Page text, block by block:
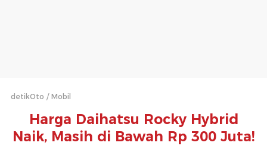
detikOto Mobil
Harga Daihatsu Rocky Hybrid
Naik, Masih di Bawah Rp 300 Juta!